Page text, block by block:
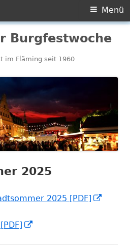
Burgfestwoche
im Fläming seit 1960
Menü
2025
2025 [PDF]